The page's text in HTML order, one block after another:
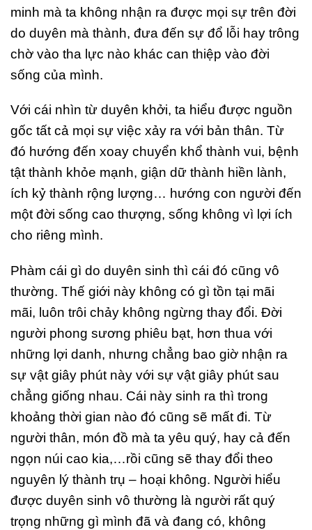
minh mà ta không nhận ra được mọi sự trên đời
do duyên mà thành, đưa đến sự đổ lỗi hay trông
chờ vào tha lực nào khác can thiệp vào đời
sống của mình.
Với cái nhìn từ duyên khởi, ta hiểu được nguồn
gốc tất cả mọi sự việc xảy ra với bản thân. Từ
đó hướng đến xoay chuyển khổ thành vui, bệnh
tật thành khỏe mạnh, giận dữ thành hiền lành,
ích kỷ thành rộng lượng… hướng con người đến
một đời sống cao thượng, sống không vì lợi ích
cho riêng mình.
Phàm cái gì do duyên sinh thì cái đó cũng vô
thường. Thế giới này không có gì tồn tại mãi
mãi, luôn trôi chảy không ngừng thay đổi. Đời
người phong sương phiêu bạt, hơn thua với
những lợi danh, nhưng chẳng bao giờ nhận ra
sự vật giây phút này với sự vật giây phút sau
chẳng giống nhau. Cái này sinh ra thì trong
khoảng thời gian nào đó cũng sẽ mất đi. Từ
người thân, món đồ mà ta yêu quý, hay cả đến
ngọn núi cao kia,…rồi cũng sẽ thay đổi theo
nguyên lý thành trụ – hoại không. Người hiểu
được duyên sinh vô thường là người rất quý
trọng những gì mình đã và đang có, không